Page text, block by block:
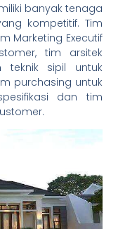
banyak tenaga
kompetitif. Tim
Marketing Executif
tim arsitek
teknik sipil untuk
purchasing untuk
dan tim